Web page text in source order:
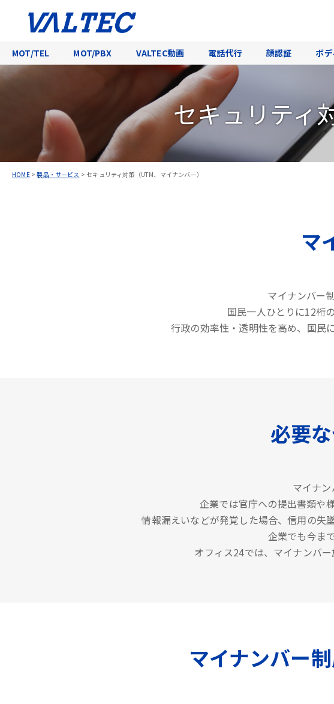
MOT/TEL MOT/PBX VALTEC動画 電話代行 顔認証 ボ
HOME>製品・サービス >セキュリティ対策（UTM、マイナンバー）
セキュリティ
マ
マイナンバー
国民一人ひとりに12桁
行政の効率性・透明性を高め、国民
必要
マイナン
企業では官庁への提出書類や
情報漏えいなどが発覚した場合、信用の失
企業でも今ま
オフィス24では、マイナンバ
マイナンバー